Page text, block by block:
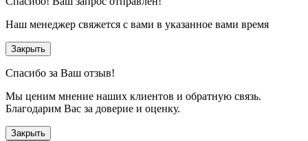
Наш менеджер свяжется с вами в указанное вами время
Закрыть
Спасибо за Ваш отзыв!
Мы ценим мнение наших клиентов и обратную связь.
Благодарим Вас за доверие и оценку.
Закрыть